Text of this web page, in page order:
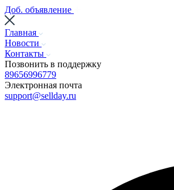
Доб. объявление
Главная
Новости
Контакты
Позвонить в поддержку
89656996779
Электронная почта
support@sellday.ru